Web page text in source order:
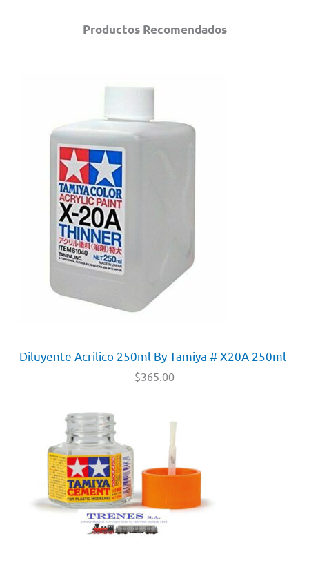
Productos Recomendados
Diluyente Acrilico 250ml By Tamiya # X20A 250ml
$365.00